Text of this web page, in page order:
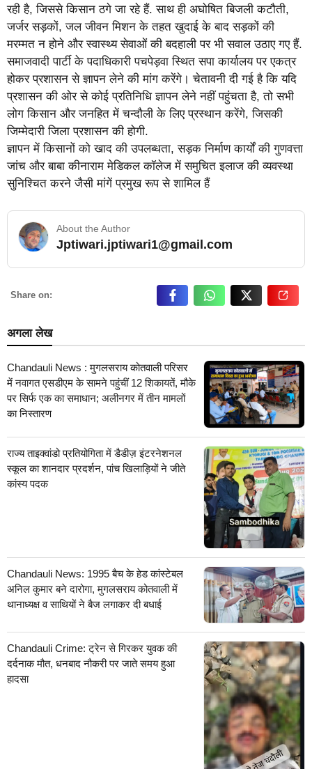
रही है, जिससे किसान ठगे जा रहे हैं. साथ ही अघोषित बिजली कटौती,
जर्जर सड़कों, जल जीवन मिशन के तहत खुदाई के बाद सड़कों की
मरम्मत न होने और स्वास्थ्य सेवाओं की बदहाली पर भी सवाल उठाए गए हैं.
समाजवादी पार्टी के पदाधिकारी पचपेड़वा स्थित सपा कार्यालय पर एकत्र
होकर प्रशासन से ज्ञापन लेने की मांग करेंगे। चेतावनी दी गई है कि यदि
प्रशासन की ओर से कोई प्रतिनिधि ज्ञापन लेने नहीं पहुंचता है, तो सभी
लोग किसान और जनहित में चन्दौली के लिए प्रस्थान करेंगे, जिसकी
जिम्मेदारी जिला प्रशासन की होगी.
ज्ञापन में किसानों को खाद की उपलब्धता, सड़क निर्माण कार्यों की गुणवत्ता
जांच और बाबा कीनाराम मेडिकल कॉलेज में समुचित इलाज की व्यवस्था
सुनिश्चित करने जैसी मांगें प्रमुख रूप से शामिल हैं
About the Author
Jptiwari.jptiwari1@gmail.com… Read More
Share on:
अगला लेख
Chandauli News : मुगलसराय कोतवाली परिसर
में नवागत एसडीएम के सामने पहुंचीं 12 शिकायतें, मौके
पर सिर्फ एक का समाधान; अलीनगर में तीन मामलों
का निस्तारण
राज्य ताइक्वांडो प्रतियोगिता में डैडीज़ इंटरनेशनल
स्कूल का शानदार प्रदर्शन, पांच खिलाड़ियों ने जीते
कांस्य पदक
Chandauli News: 1995 बैच के हेड कांस्टेबल
अनिल कुमार बने दारोगा, मुगलसराय कोतवाली में
थानाध्यक्ष व साथियों ने बैज लगाकर दी बधाई
Chandauli Crime: ट्रेन से गिरकर युवक की
दर्दनाक मौत, धनबाद नौकरी पर जाते समय हुआ
हादसा